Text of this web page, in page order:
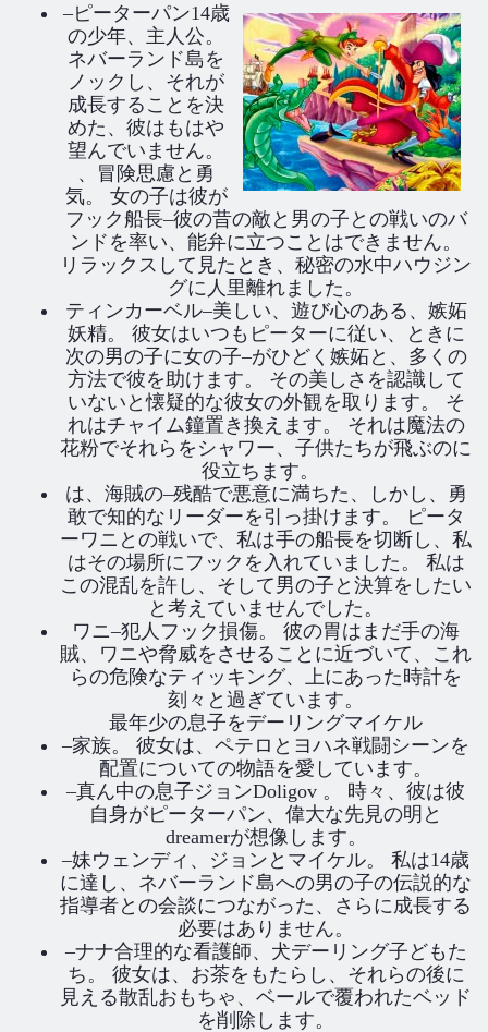
–ピーターパン14歳
の少年、主人公。
ネバーランド島を
ノックし、それが
成長することを決
めた、彼はもはや
望んでいません。
、冒険思慮と勇
気。 女の子は彼が
フック船長–彼の昔の敵と男の子との戦いのバ
ンドを率い、能弁に立つことはできません。
リラックスして見たとき、秘密の水中ハウジン
グに人里離れました。
ティンカーベル–美しい、遊び心のある、嫉妬
妖精。 彼女はいつもピーターに従い、ときに
次の男の子に女の子–がひどく嫉妬と、多くの
方法で彼を助けます。 その美しさを認識して
いないと懐疑的な彼女の外観を取ります。 そ
れはチャイム鐘置き換えます。 それは魔法の
花粉でそれらをシャワー、子供たちが飛ぶのに
役立ちます。
は、海賊の–残酷で悪意に満ちた、しかし、勇
敢で知的なリーダーを引っ掛けます。 ピータ
ーワニとの戦いで、私は手の船長を切断し、私
はその場所にフックを入れていました。 私は
この混乱を許し、そして男の子と決算をしたい
と考えていませんでした。
ワニ–犯人フック損傷。 彼の胃はまだ手の海
賊、ワニや脅威をさせることに近づいて、これ
らの危険なティッキング、上にあった時計を
刻々と過ぎています。
最年少の息子をデーリングマイケル
–家族。 彼女は、ペテロとヨハネ戦闘シーンを
配置についての物語を愛しています。
–真ん中の息子ジョンDoligov 。 時々、彼は彼
自身がピーターパン、偉大な先見の明と
dreamerが想像します。
–妹ウェンディ、ジョンとマイケル。 私は14歳
に達し、ネバーランド島への男の子の伝説的な
指導者との会談につながった、さらに成長する
必要はありません。
–ナナ合理的な看護師、犬デーリング子どもた
ち。 彼女は、お茶をもたらし、それらの後に
見える散乱おもちゃ、ベールで覆われたベッド
を削除します。